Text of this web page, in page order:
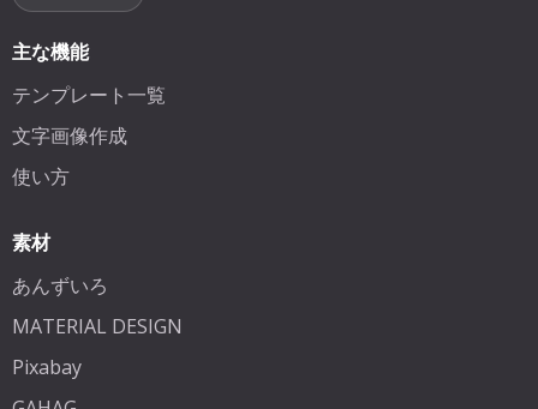
主な機能
テンプレート一覧
文字画像作成
使い方
素材
あんずいろ
MATERIAL DESIGN
Pixabay